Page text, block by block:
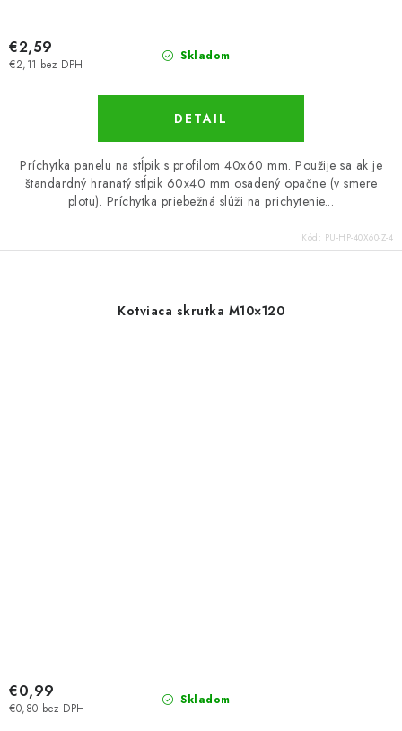
Skladom
€2,11 bez DPH
€2,59
DETAIL
Príchytka panelu na stĺpik s profilom 40x60 mm. Použije sa ak je
štandardný hranatý stĺpik 60x40 mm osadený opačne (v smere
plotu). Príchytka priebežná slúži na prichytenie...
Kód: PU-HP-40X60-Z-4
Kotviaca skrutka M10×120
Skladom
€0,80 bez DPH
€0,99